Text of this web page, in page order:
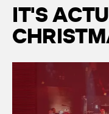
IT'SACTU
CHRISTM